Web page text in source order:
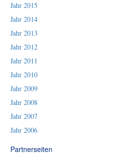
Jahr 2015
Jahr 2014
Jahr 2013
Jahr 2012
Jahr 2011
Jahr 2010
Jahr 2009
Jahr 2008
Jahr 2007
Jahr 2006
Partnerseiten